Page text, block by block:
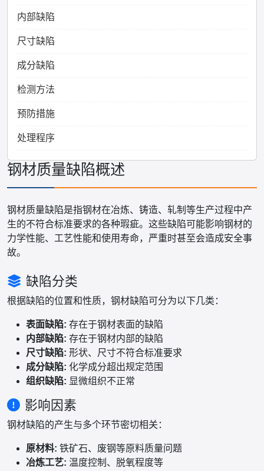
内部缺陷
尺寸缺陷
成分缺陷
检测方法
预防措施
处理程序
钢材质量缺陷概述
钢材质量缺陷是指钢材在冶炼、铸造、轧制等生产过程中产
生的不符合标准要求的各种瑕疵。这些缺陷可能影响钢材的
力学性能、工艺性能和使用寿命，严重时甚至会造成安全事
故。
缺陷分类
根据缺陷的位置和性质，钢材缺陷可分为以下几类：
表面缺陷: 存在于钢材表面的缺陷
内部缺陷: 存在于钢材内部的缺陷
尺寸缺陷: 形状、尺寸不符合标准要求
成分缺陷: 化学成分超出规定范围
组织缺陷: 显微组织不正常
影响因素
钢材缺陷的产生与多个环节密切相关：
原材料: 铁矿石、废钢等原料质量问题
冶炼工艺: 温度控制、脱氧程度等